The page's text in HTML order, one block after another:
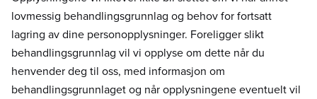
lovmessig behandlingsgrunnlag og behov for fortsatt
lagring av dine personopplysninger. Foreligger slikt
behandlingsgrunnlag vil vi opplyse om dette når du
henvender deg til oss, med informasjon om
behandlingsgrunnlaget og når opplysningene eventuelt vil